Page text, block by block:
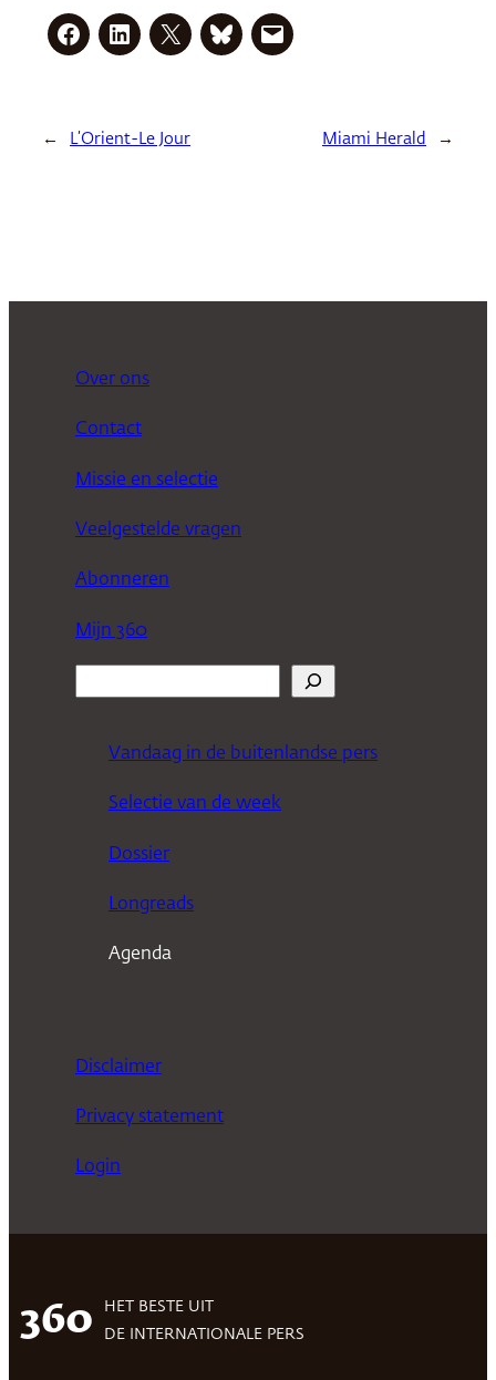
← L’Orient-Le Jour Miami Herald →
Over ons
Contact
Missie en selectie
Veelgestelde vragen
Abonneren
Mijn 360
Vandaag in de buitenlandse pers
Selectie van de week
Dossier
Longreads
Agenda
Disclaimer
Privacy statement
Login
360
HET BESTE UIT
DE INTERNATIONALE PERS